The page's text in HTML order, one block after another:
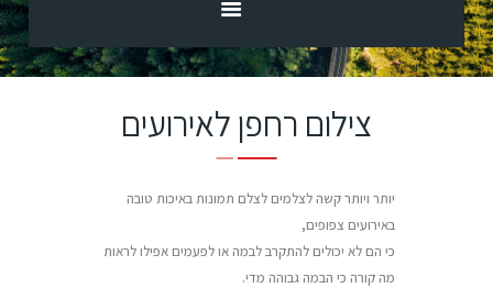
השירותים שלנו
גלריה
צרו קשר
צילום רחפן לאירועים
יותר ויותר קשה לצלמים לצלם תמונות באיכות טובה
באירועים צפופים,
כי הם לא יכולים להתקרב לבמה או לפעמים אפילו לראות
מה קורה כי הבמה גבוהה מדי.